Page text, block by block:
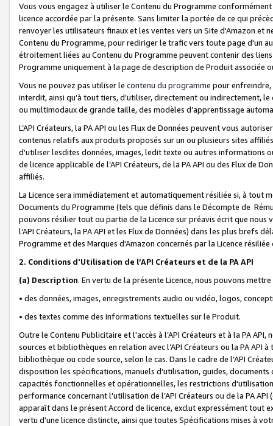
Vous vous engagez à utiliser le Contenu du Programme
licence accordée par la présente. Sans limiter la portée de ce qui
renvoyer les utilisateurs finaux et les ventes vers un Site d'Amazon et
Contenu du Programme, pour rediriger le trafic vers toute page d'un
étroitement liées au Contenu du Programme peuvent contenir des
Programme uniquement à la page de description de Produit associée
Vous ne pouvez pas utiliser le contenu du programme pour
interdit, ainsi qu’à tout tiers, d’utiliser, directement ou indirectement,
ou multimodaux de grande taille, des modèles d’apprentissage
L’API Créateurs, la PA API ou les Flux de Données peuvent vous
contenus relatifs aux produits proposés sur un ou plusieurs sites
d'utiliser lesdites données, images, ledit texte ou autres informations
de licence applicable de l’API Créateurs, de la PA API ou des Flux de
affiliés.
La Licence sera immédiatement et automatiquement résiliée si, à
Documents du Programme (tels que définis dans le Décompte de
pouvons résilier tout ou partie de la Licence sur préavis écrit que
l’API Créateurs, la PA API et les Flux de Données) dans les plus
Programme et des Marques d'Amazon concernés par la Licence
2. Conditions d'Utilisation de l’API Créateurs et de la PA API
(a) Description. En vertu de la présente Licence, nous pouvons
• des données, images, enregistrements audio ou vidéo, logos,
• des textes comme des informations textuelles sur le Produit.
Outre le Contenu Publicitaire et l'accès à l’API Créateurs et à la PA
sources et bibliothèques en relation avec l’API Créateurs ou la PA
bibliothèque ou code source, selon le cas. Dans le cadre de l’API
disposition les spécifications, manuels d'utilisation, guides,
capacités fonctionnelles et opérationnelles, les restrictions
performance concernant l'utilisation de l’API Créateurs ou de la PA
apparaît dans le présent Accord de licence, exclut expressément tout
vertu d'une licence distincte, ainsi que toutes Spécifications mises à